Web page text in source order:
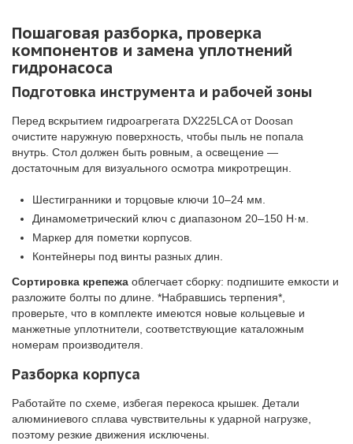
Пошаговая разборка, проверка
компонентов и замена уплотнений
гидронасоса
Подготовка инструмента и рабочей зоны
Перед вскрытием гидроагрегата DX225LCA от Doosan
очистите наружную поверхность, чтобы пыль не попала
внутрь. Стол должен быть ровным, а освещение —
достаточным для визуального осмотра микротрещин.
Шестигранники и торцовые ключи 10–24 мм.
Динамометрический ключ с диапазоном 20–150 Н·м.
Маркер для пометки корпусов.
Контейнеры под винты разных длин.
Сортировка крепежа облегчает сборку: подпишите емкости и
разложите болты по длине. *Набравшись терпения*,
проверьте, что в комплекте имеются новые кольцевые и
манжетные уплотнители, соответствующие каталожным
номерам производителя.
Разборка корпуса
Работайте по схеме, избегая перекоса крышек. Детали
алюминиевого сплава чувствительны к ударной нагрузке,
поэтому резкие движения исключены.